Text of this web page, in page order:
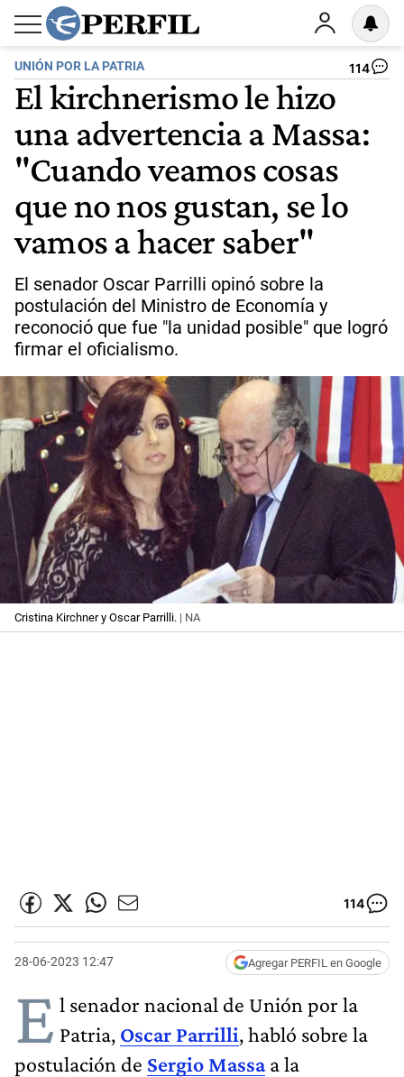
UNIÓN POR LA PATRIA 114
El kirchnerismo le hizo
una advertencia a Massa:
"Cuando veamos cosas
que no nos gustan, se lo
vamos a hacer saber"
El senador Oscar Parrilli opinó sobre la
postulación del Ministro de Economía y
reconoció que fue "la unidad posible" que logró
firmar el oficialismo.
Cristina Kirchner y Oscar Parrilli. | NA
114
28-06-2023 12:47 Agregar PERFIL en Google
E l senador nacional de Unión por la
Patria, Oscar Parrilli, habló sobre la
postulación de Sergio Massaa la